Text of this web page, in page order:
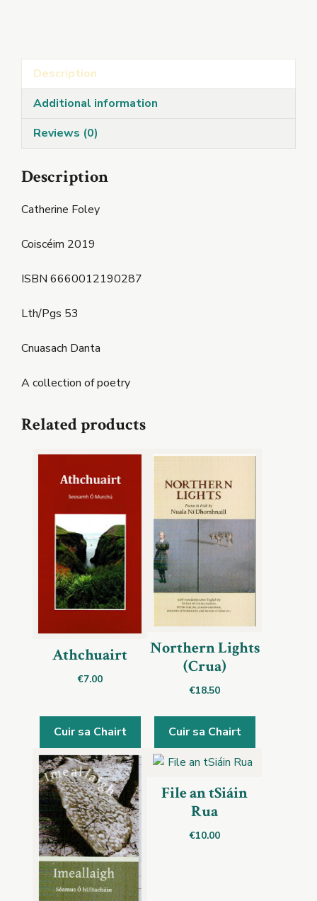
Description
Additional information
Reviews (0)
Description
Catherine Foley
Coiscéim 2019
ISBN 6660012190287
Lth/Pgs 53
Cnuasach Danta
A collection of poetry
Related products
Athchuairt
€7.00
Cuir sa Chairt
Northern Lights
(Crua)
€18.50
Cuir sa Chairt
File an tSiáin
Rua
€10.00